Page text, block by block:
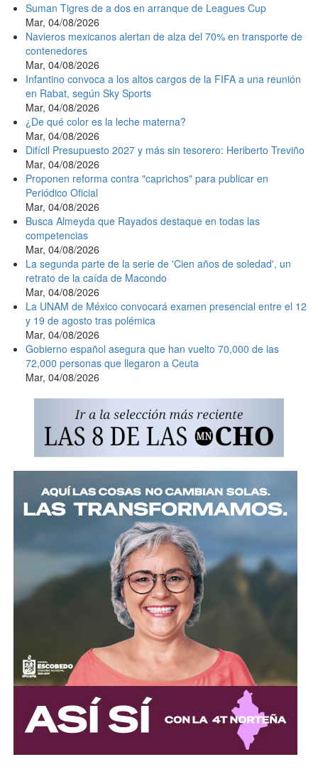
Suman Tigres de a dos en arranque de Leagues Cup
Mar, 04/08/2026
Navieros mexicanos alertan de alza del 70% en transporte de
contenedores
Mar, 04/08/2026
Infantino convoca a los altos cargos de la FIFA a una reunión
en Rabat, según Sky Sports
Mar, 04/08/2026
¿De qué color es la leche materna?
Mar, 04/08/2026
Difícil Presupuesto 2027 y más sin tesorero: Heriberto Treviño
Mar, 04/08/2026
Proponen reforma contra "caprichos" para publicar en
Periódico Oficial
Mar, 04/08/2026
Busca Almeyda que Rayados destaque en todas las
competencias
Mar, 04/08/2026
La segunda parte de la serie de 'Cien años de soledad', un
retrato de la caída de Macondo
Mar, 04/08/2026
La UNAM de México convocará examen presencial entre el 12
y 19 de agosto tras polémica
Mar, 04/08/2026
Gobierno español asegura que han vuelto 70,000 de las
72,000 personas que llegaron a Ceuta
Mar, 04/08/2026